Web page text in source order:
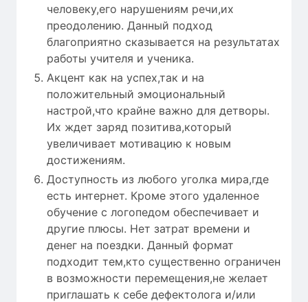
человеку,его нарушениям речи,их
преодолению. Данный подход
благоприятно сказывается на результатах
работы учителя и ученика.
Акцент как на успех,так и на
положительный эмоциональный
настрой,что крайне важно для детворы.
Их ждет заряд позитива,который
увеличивает мотивацию к новым
достижениям.
Доступность из любого уголка мира,где
есть интернет. Кроме этого удаленное
обучение с логопедом обеспечивает и
другие плюсы. Нет затрат времени и
денег на поездки. Данный формат
подходит тем,кто существенно ограничен
в возможности перемещения,не желает
приглашать к себе дефектолога и/или